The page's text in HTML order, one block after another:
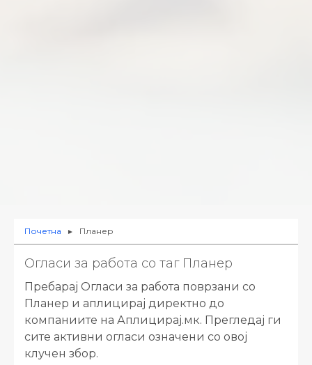
Почетна ► Планер
Огласи за работа со таг Планер
Пребарај Огласи за работа поврзани со
Планер и аплицирај директно до
компаниите на Аплицирај.мк. Прегледај ги
сите активни огласи означени со овој
клучен збор.